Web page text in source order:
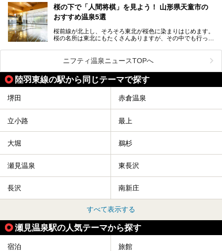
こだわりを持つ施設も増えています。
今回はそんな今話題のサウナが楽しめる、山形県内にあるオ
ススメ温泉・銭湯・スパを10件まとめてご紹介します。
桜の下で「人間将棋」を見よう！ 山形県天童市の
おすすめ温泉5選
桜前線が北上し、そろそろ東北が桜色に染まりはじめます。
桜の名所は東北にもたくさんありますが、その中でも行って
舞鶴山の山頂まで軽いハイキングの気分で登れば、そこでは
なんと「人間将棋」が行われているのです！
「人間将棋」とは昭和31年から毎年春に山形県天童市で行
われている一大イベントで、甲冑や着物姿の武者に扮した人
間が将棋の駒となり、対局を行っているのです。
人気漫画「３月のライオン」の中でもこの人間将棋のシーン
りに、思わず吹き出してしまった読者もいることでしょう。
われます。また、23日は「天童百面指し」が行われ、人間
とができます。
天童市には温泉も多数あるので、桜と人間将棋を見た後はゆ
っくり温泉に浸かってはいかがでしょうか。
今回は山形県天童市のおすすめ温泉をご紹介します！
ニフティ温泉ニュースTOPへ
陸羽東線の駅から同じテーマで探す
堺田 赤倉温泉
立小路 最上
大堀 鵜杉
瀬見温泉 東長沢
長沢 南新庄
すべて表示する
瀬見温泉駅の人気テーマから探す
宿泊 旅館